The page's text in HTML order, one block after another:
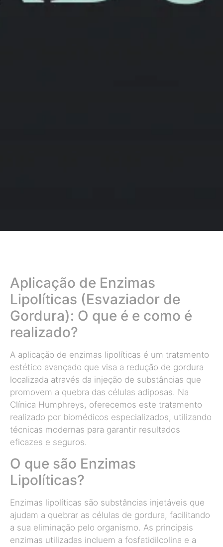
Aplicação de Enzimas
Lipolíticas (Esvaziador de
Gordura): O que é e como é
realizado?
A aplicação de enzimas lipolíticas é um tratamento
estético avançado que visa a redução de gordura
localizada através da injeção de substâncias que
promovem a quebra das células adiposas. Na
Clínica Humphreys, oferecemos este tratamento
realizado por biomédicos especializados, utilizando
técnicas modernas para garantir resultados
eficazes e seguros.
O que são Enzimas
Lipolíticas?
Enzimas lipolíticas são substâncias injetáveis que
ajudam a quebrar as células de gordura, facilitando
a sua eliminação pelo organismo. As principais
enzimas utilizadas incluem a fosfatidilcolina e a